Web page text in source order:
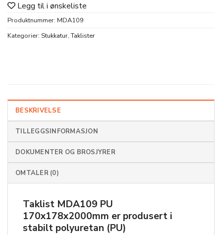
Legg til i ønskeliste
Produktnummer: MDA109
Kategorier: Stukkatur,Taklister
BESKRIVELSE
TILLEGGSINFORMASJON
DOKUMENTER OG BROSJYRER
OMTALER (0)
Taklist MDA109 PU
170x178x2000mm er produsert i
stabilt polyuretan (PU)